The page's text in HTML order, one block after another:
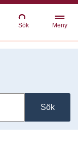
Sök Meny
Sök